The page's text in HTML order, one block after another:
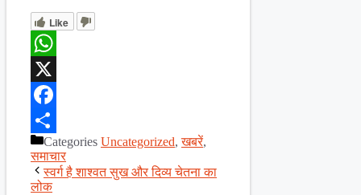
Like
WhatsApp
X
Facebook
ShareCategories Uncategorized,खबरें,
समाचार
स्वर्ग है शाश्वत सुख और दिव्य चेतना का
लोक